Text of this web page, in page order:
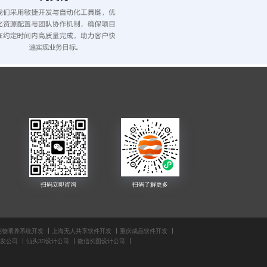
物喂养系统开发 上海无人共享软件开发
重庆成品软件开发
公司
汕头3D设计公司 微信长图设计公司